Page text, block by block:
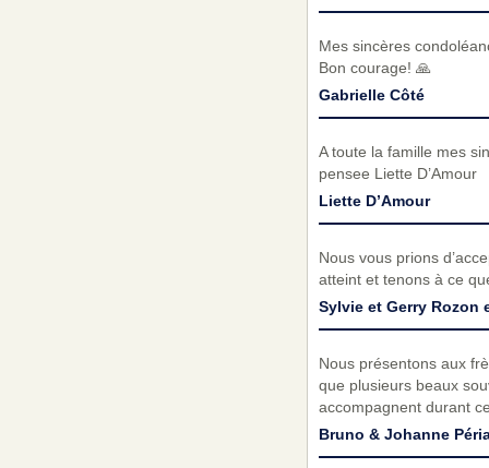
Mes sincères
Bon courage! 🙏
Gabrielle Côté
A toute la famille mes
pensee Liette D’Amour
Liette D’Amour
Nous vous prions
atteint et tenons à ce
Sylvie et Gerry Rozon
Nous présentons aux
que plusieurs beaux
accompagnent durant
Bruno & Johanne